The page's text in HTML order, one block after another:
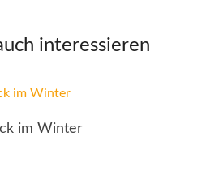
interessieren
im Winter